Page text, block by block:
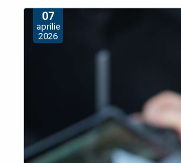
07
aprilie
2026